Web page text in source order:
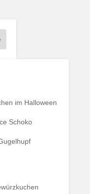
im Halloween
Schoko